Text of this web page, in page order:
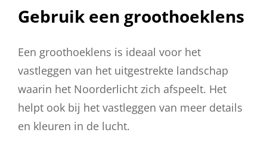
Gebruik een groothoeklens
Een groothoeklens is ideaal voor het
vastleggen van het uitgestrekte landschap
waarin het Noorderlicht zich afspeelt. Het
helpt ook bij het vastleggen van meer details
en kleuren in de lucht.